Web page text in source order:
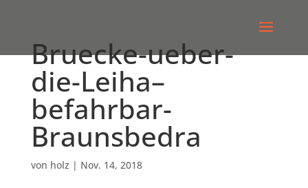
Bruecke-ueber-
die-Leiha–
befahrbar-
Braunsbedra
von holz | Nov. 14, 2018